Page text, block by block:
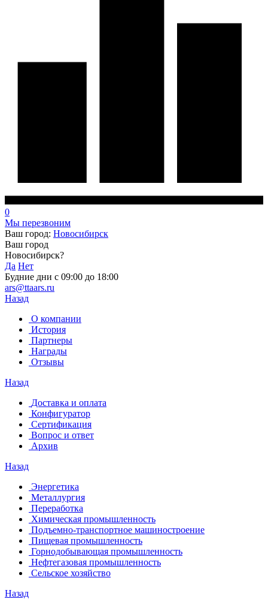
0
Мы перезвоним
Ваш город: Новосибирск
Ваш город
Новосибирск?
Да Нет
Будние дни с 09:00 до 18:00
ars@ttaars.ru
Назад
О компании
История
Партнеры
Награды
Отзывы
Назад
Доставка и оплата
Конфигуратор
Сертификация
Вопрос и ответ
Архив
Назад
Энергетика
Металлургия
Переработка
Химическая промышленность
Подъемно-транспортное машиностроение
Пищевая промышленность
Горнодобывающая промышленность
Нефтегазовая промышленность
Сельское хозяйство
Назад